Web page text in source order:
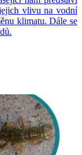
vlivu na vodní
klimatu. Dále se